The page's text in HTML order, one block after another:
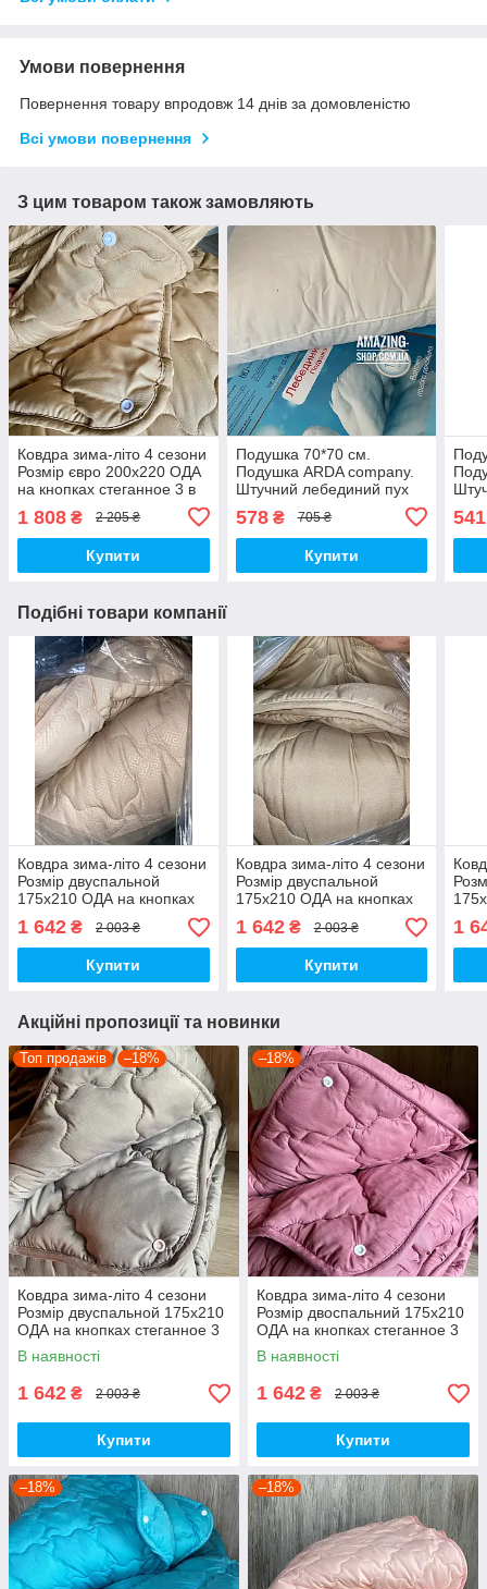
Умови повернення
Повернення товару впродовж 14 днів за домовленістю
Всі умови повернення
З цим товаром також замовляють
Ковдра зима-літо 4 сезони
Розмір євро 200х220 ОДА
на кнопках стеганное 3 в
1 808 ₴ 2 205 ₴
Купити
Подушка 70*70 см.
Подушка ARDA company.
Штучний лебединий пух
578₴ 705 ₴
Купити
541
Подібні товари компанії
Ковдра зима-літо 4 сезони
Розмір двуспальной
175х210 ОДА на кнопках
стеганное 3 в 1
1 642 ₴ 2 003 ₴
Купити
Ковдра зима-літо 4 сезони
Розмір двуспальной
175х210 ОДА на кнопках
стеганное 3 в 1
1 642₴ 2 003 ₴
Купити
1
Акційні пропозиції та новинки
Топ продажів –18%
Ковдра зима-літо 4 сезони
Розмір двуспальной 175х210
ОДА на кнопках стеганное 3
в 1, Колір - Сірий
В наявності
1 642 ₴ 2 003 ₴
Купити
–18%
Ковдра зима-літо 4 сезони
Розмір двоспальний 175x210
ОДА на кнопках стеганное 3
в 1, висока якість
В наявності
1 642 ₴ 2 003 ₴
Купити
–18% –18%